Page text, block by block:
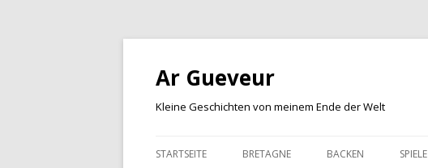
Ar Gueveur
Kleine Geschichten von meinem Ende der Welt
STARTSEITE BRETAGNE BACKEN SPIELE